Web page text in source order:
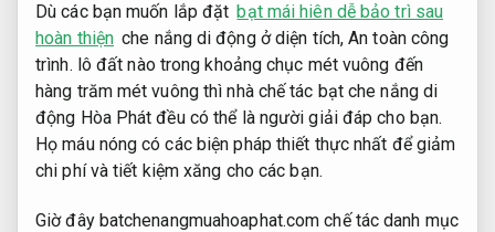
Dù các bạn muốn lắp đặt bạt mái hiên dễ bảo trì sau
hoàn thiện che nắng di động ở diện tích,An toàn công
trình. lô đất nào trong khoảng chục mét vuông đến
hàng trăm mét vuông thì nhà chế tác bạt che nắng di
động Hòa Phát đều có thể là người giải đáp cho bạn.
Họ máu nóng có các biện pháp thiết thực nhất để giảm
chi phí và tiết kiệm xăng cho các bạn.
Giờ đây batchenangmuahoaphat.com chế tác danh mục